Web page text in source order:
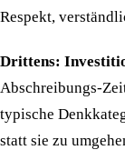
Respekt,
Drittens:
Abschreibungs-
typische
statt sie zu